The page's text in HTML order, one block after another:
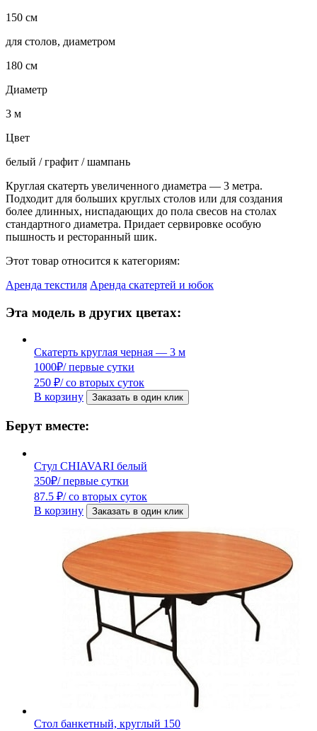
150 см
для столов, диаметром
180 см
Диаметр
3 м
Цвет
белый / графит / шампань
Круглая скатерть увеличенного диаметра — 3 метра.
Подходит для больших круглых столов или для создания
более длинных, ниспадающих до пола свесов на столах
стандартного диаметра. Придает сервировке особую
пышность и ресторанный шик.
Этот товар относится к категориям:
Аренда текстиля Аренда скатертей и юбок
Эта модель в других цветах:
Скатерть круглая черная — 3 м
1000₽/ первые сутки
250 ₽/ со вторых суток
В корзину
Заказать в один клик
Берут вместе:
Стул CHIAVARI белый
350₽/ первые сутки
87.5 ₽/ со вторых суток
В корзину
Заказать в один клик
Стол банкетный, круглый 150